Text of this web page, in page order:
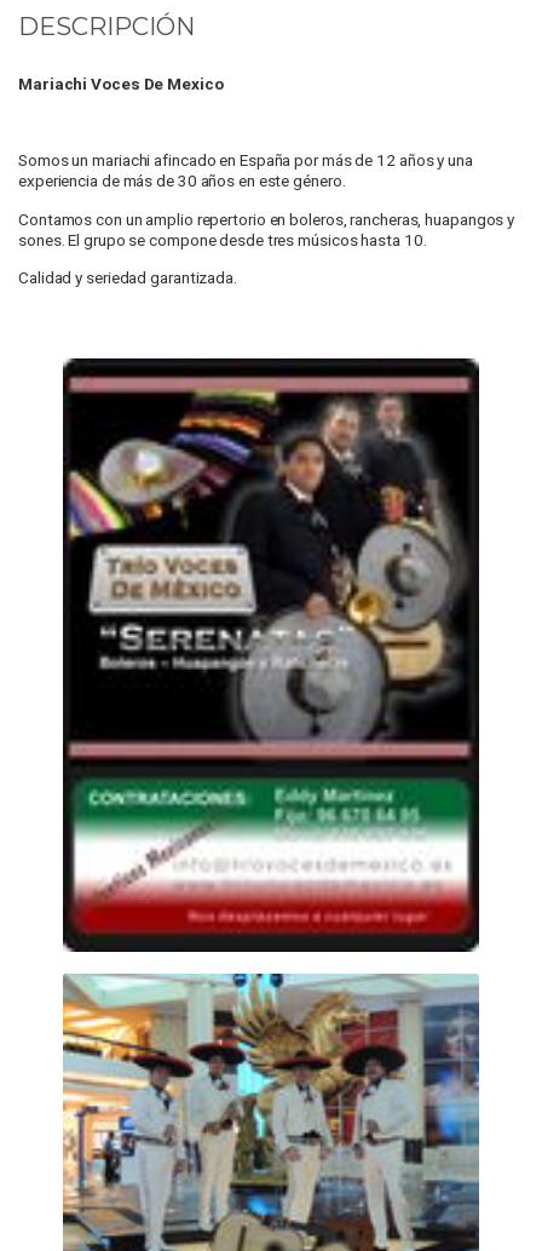
DESCRIPCIÓN
Mariachi Voces De Mexico
Somos un mariachi afincado en España por más de 12 años y una
experiencia de más de 30 años en este género.
Contamos con un amplio repertorio en boleros, rancheras, huapangos y
sones. El grupo se compone desde tres músicos hasta 10.
Calidad y seriedad garantizada.